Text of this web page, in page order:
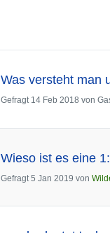
Was versteht man
Gefragt 14 Feb 2018 von
Wieso ist es eine
Gefragt 5 Jan 2019 von